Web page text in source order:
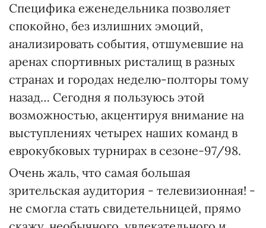
Специфика еженедельника позволяет
спокойно, без излишних эмоций,
анализировать события, отшумевшие на
аренах спортивных ристалищ в разных
странах и городах неделю-полторы тому
назад… Сегодня я пользуюсь этой
возможностью, акцентируя внимание на
выступлениях четырех наших команд в
еврокубковых турнирах в сезоне-97/98.
Очень жаль, что самая большая
зрительская аудитория - телевизионная! -
не смогла стать свидетельницей, прямо